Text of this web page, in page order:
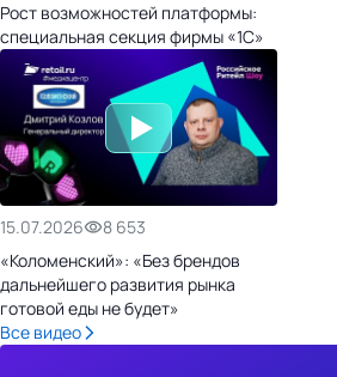
Рост возможностей платформы:
специальная секция фирмы «1С»
15.07.2026
8 653
«Коломенский»: «Без брендов
дальнейшего развития рынка
готовой еды не будет»
Все видео